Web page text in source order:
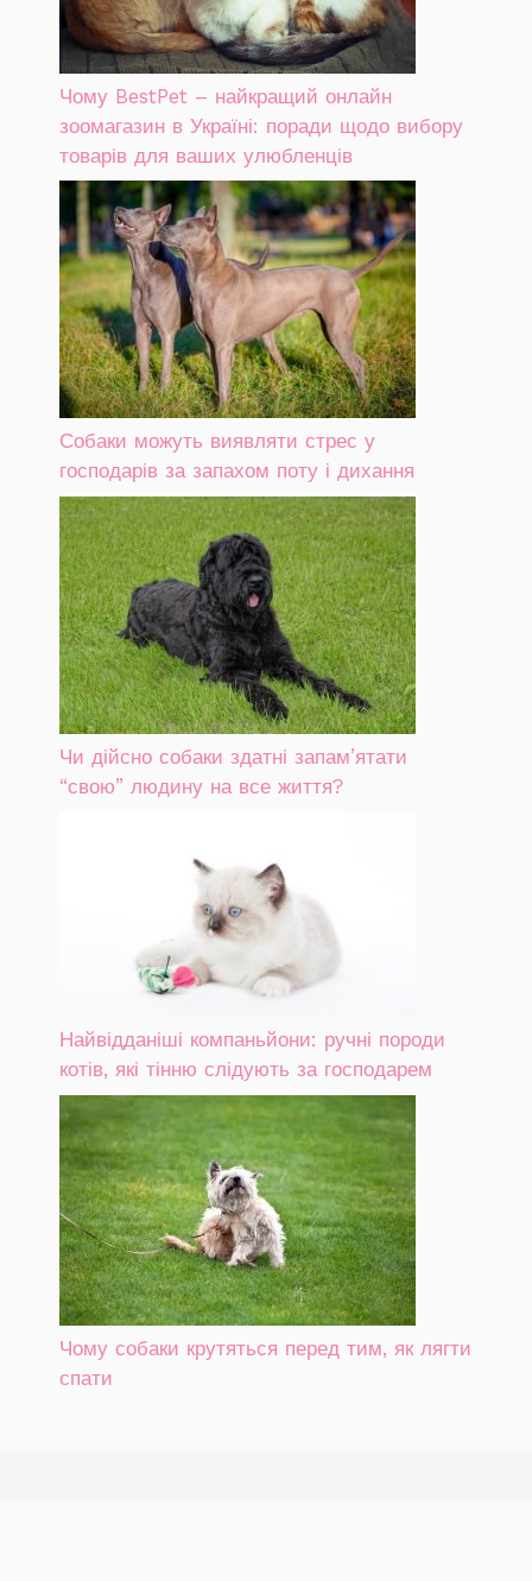
Чому BestPet – найкращий онлайн
зоомагазин в Україні: поради щодо вибору
товарів для ваших улюбленців
Собаки можуть виявляти стрес у
господарів за запахом поту і дихання
Чи дійсно собаки здатні запам’ятати
“свою” людину на все життя?
Найвідданіші компаньйони: ручні породи
котів, які тінню слідують за господарем
Чому собаки крутяться перед тим, як лягти
спати